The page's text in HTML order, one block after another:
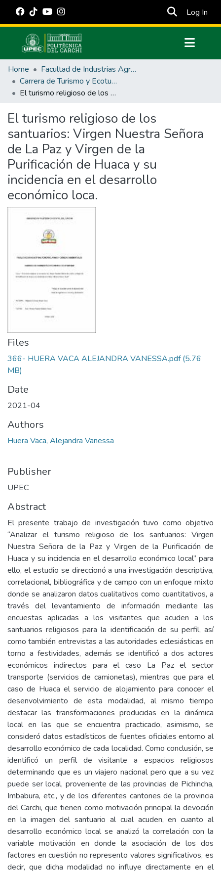
Log In
Communities & Collections
All of DSpace
Statistics
Estadísticas Externas
Manuales
Home
Facultad de Industrias Agropecuarias y Ciencias Ambientales
Carrera de Turismo y Ecoturimo
El turismo religioso de los santuarios: Virgen Nuestra Señora de La Paz y Virgen de la Purificación de Huaca y su incidencia en el desarrollo económico loca.
El turismo religioso de los
santuarios: Virgen Nuestra Señora
de La Paz y Virgen de la
Purificación de Huaca y su
incidencia en el desarrollo
económico loca.
Files
366- HUERA VACA ALEJANDRA VANESSA.pdf(5.76
MB)
Date
2021-04
Authors
Huera Vaca, Alejandra Vanessa
Publisher
UPEC
Abstract
El presente trabajo de investigación tuvo como objetivo
“Analizar el turismo religioso de los santuarios: Virgen
Nuestra Señora de la Paz y Virgen de la Purificación de
Huaca y su incidencia en el desarrollo económico local” para
ello, el estudio se direccionó a una investigación descriptiva,
correlacional, bibliográfica y de campo con un enfoque mixto
donde se analizaron datos cualitativos como cuantitativos, a
través del levantamiento de información mediante las
encuestas aplicadas a los visitantes que acuden a los
santuarios religiosos para la identificación de su perfil, así
como también entrevistas a las autoridades eclesiásticas en
torno a festividades, además se identificó a dos actores
económicos indirectos para el caso La Paz el sector
transporte (servicios de camionetas), mientras que para el
caso de Huaca el servicio de alojamiento para conocer el
desenvolvimiento de esta modalidad, al mismo tiempo
destacar las transformaciones producidas en la dinámica
local en las que se encuentra practicado, asimismo, se
consideró datos estadísticos de fuentes oficiales entorno al
desarrollo económico de cada localidad. Como conclusión, se
identificó un perfil de visitante a espacios religiosos
determinando que es un viajero nacional pero que a su vez
puede ser local, proveniente de las provincias de Pichincha,
Imbabura, etc., y de los diferentes cantones de la provincia
del Carchi, que tienen como motivación principal la devoción
en la imagen del santuario al cual acuden, en cuanto al
desarrollo económico local se analizó la correlación con la
variable motivación en donde la asociación de los dos
factores en cuestión no represento valores significativos, es
decir, que dicha modalidad no influye directamente en el